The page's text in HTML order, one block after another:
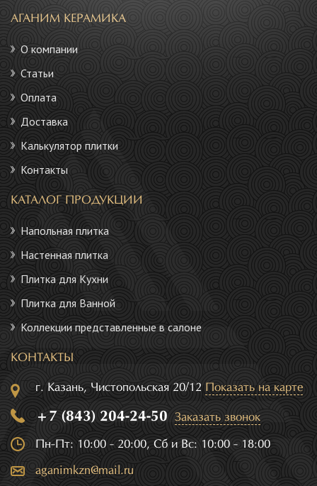
АГАНИМ КЕРАМИКА
О компании
Статьи
Оплата
Доставка
Калькулятор плитки
Контакты
КАТАЛОГ ПРОДУКЦИИ
Напольная плитка
Настенная плитка
Плитка для Кухни
Плитка для Ванной
Коллекции представленные в салоне
КОНТАКТЫ
г. Казань, Чистопольская 20/12 Показать на карте
+7 (843) 204-24-50 Заказать звонок
Пн-Пт: 10:00 - 20:00, Сб и Вс: 10:00 - 18:00
aganimkzn@mail.ru